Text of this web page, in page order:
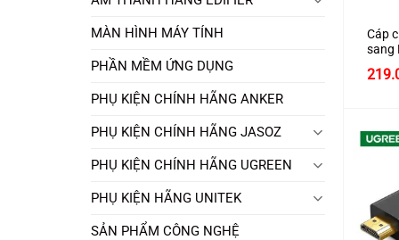
MÀN HÌNH MÁY TÍNH
PHẦN MỀM ỨNG DỤNG
PHỤ KIỆN CHÍNH HÃNG ANKER
PHỤ KIỆN CHÍNH HÃNG JASOZ
PHỤ KIỆN CHÍNH HÃNG UGREEN
PHỤ KIỆN HÃNG UNITEK
SẢN PHẨM CÔNG NGHỆ
Cáp
sang
trợ